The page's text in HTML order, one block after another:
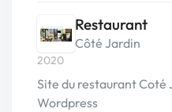
Restaurant
Côté Jardin
2020
Site du restaurant Coté
Wordpress